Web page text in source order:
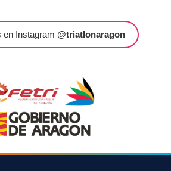
en Instagram @triatlonaragon